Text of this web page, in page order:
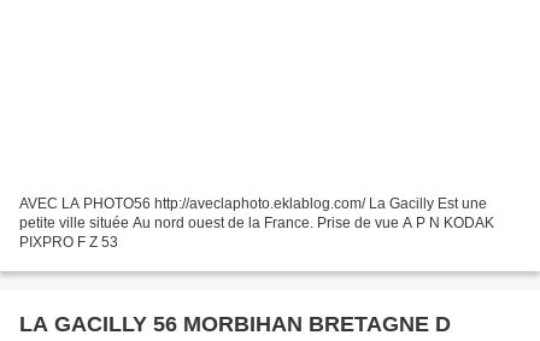
AVEC LA PHOTO56 http://aveclaphoto.eklablog.com/ La Gacilly Est une
petite ville située Au nord ouest de la France. Prise de vue A P N KODAK
PIXPRO F Z 53
LA GACILLY 56 MORBIHAN BRETAGNE D